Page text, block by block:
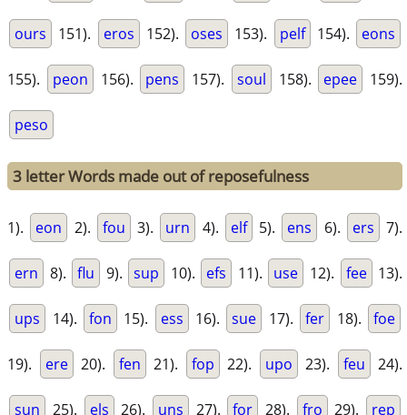
ours 151). eros 152). oses 153). pelf 154). eons
155). peon 156). pens 157). soul 158). epee 159).
peso
3 letter Words made out of reposefulness
1). eon 2). fou 3). urn 4). elf 5). ens 6). ers 7).
ern 8). flu 9). sup 10). efs 11). use 12). fee 13).
ups 14). fon 15). ess 16). sue 17). fer 18). foe
19). ere 20). fen 21). fop 22). upo 23). feu 24).
sun 25). els 26). uns 27). for 28). fro 29). rep